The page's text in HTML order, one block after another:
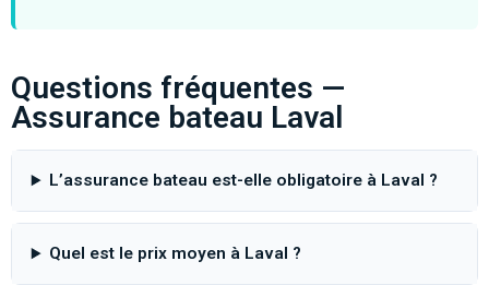
Questions fréquentes —
Assurance bateau Laval
L’assurance bateau est-elle obligatoire à Laval ?
Quel est le prix moyen à Laval ?